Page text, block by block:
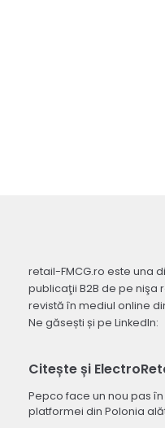
retail-FMCG.ro este una
publicaţii B2B de pe nişa
revistă în mediul online
Ne găsești și pe LinkedIn:
Citește și
Pepco face un nou pas
platformei din Polonia